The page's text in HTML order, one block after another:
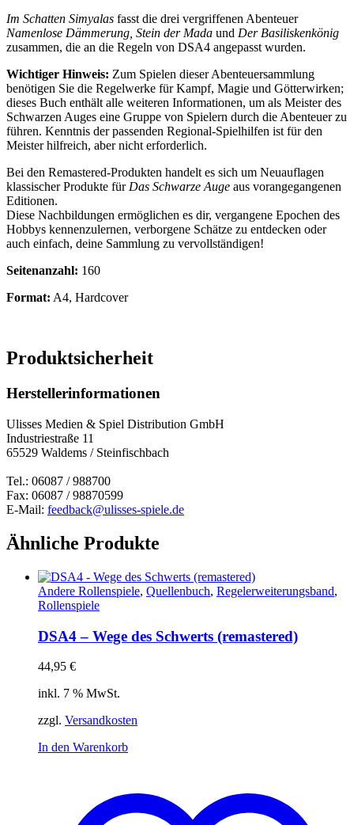
Im Schatten Simyalas fasst die drei vergriffenen Abenteuer
Namenlose Dämmerung, Stein der Mada und Der Basiliskenkönig
zusammen, die an die Regeln von DSA4 angepasst wurden.
Wichtiger Hinweis: Zum Spielen dieser Abenteuersammlung
benötigen Sie die Regelwerke für Kampf, Magie und Götterwirken;
dieses Buch enthält alle weiteren Informationen, um als Meister des
Schwarzen Auges eine Gruppe von Spielern durch die Abenteuer zu
führen. Kenntnis der passenden Regional-Spielhilfen ist für den
Meister hilfreich, aber nicht erforderlich.
Bei den Remastered-Produkten handelt es sich um Neuauflagen
klassischer Produkte fürDas Schwarze Auge aus vorangegangenen
Editionen.
Diese Nachbildungen ermöglichen es dir, vergangene Epochen des
Hobbys kennenzulernen, verborgene Schätze zu entdecken oder
auch einfach, deine Sammlung zu vervollständigen!
Seitenanzahl: 160
Format: A4, Hardcover
Produktsicherheit
Herstellerinformationen
Ulisses Medien & Spiel Distribution GmbH
Industriestraße 11
65529 Waldems / Steinfischbach
Tel.: 06087 / 988700
Fax: 06087 / 98870599
E-Mail: feedback@ulisses-spiele.de
Ähnliche Produkte
Andere Rollenspiele, Quellenbuch, Regelerweiterungsband,
Rollenspiele
DSA4 – Wege des Schwerts (remastered)
44,95 €
inkl. 7 % MwSt.
zzgl. Versandkosten
In den Warenkorb